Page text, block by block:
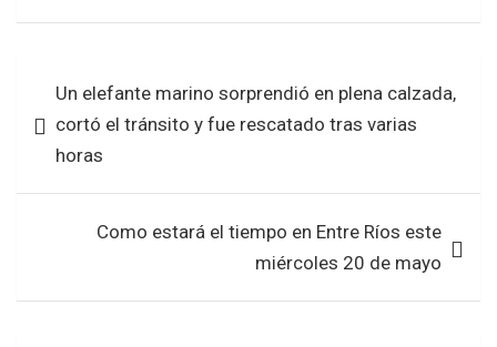
ce
o
o
tt at
A
p
ar
entradas
Un elefante marino sorprendió en plena calzada,
cortó el tránsito y fue rescatado tras varias
horas
Como estará el tiempo en Entre Ríos este
miércoles 20 de mayo